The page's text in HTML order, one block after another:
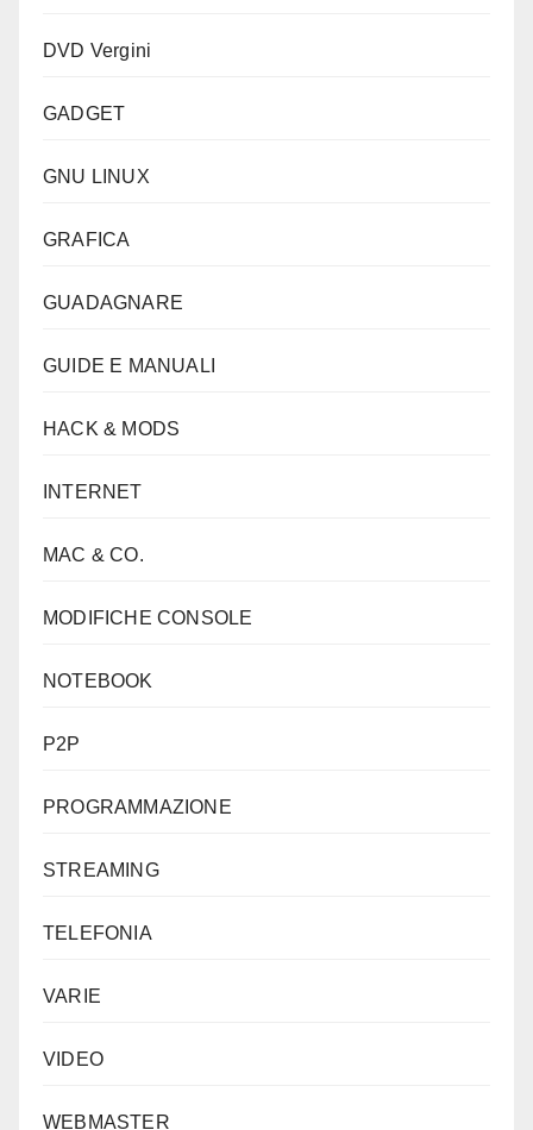
DVD Vergini
GADGET
GNU LINUX
GRAFICA
GUADAGNARE
GUIDE E MANUALI
HACK & MODS
INTERNET
MAC & CO.
MODIFICHE CONSOLE
NOTEBOOK
P2P
PROGRAMMAZIONE
STREAMING
TELEFONIA
VARIE
VIDEO
WEBMASTER